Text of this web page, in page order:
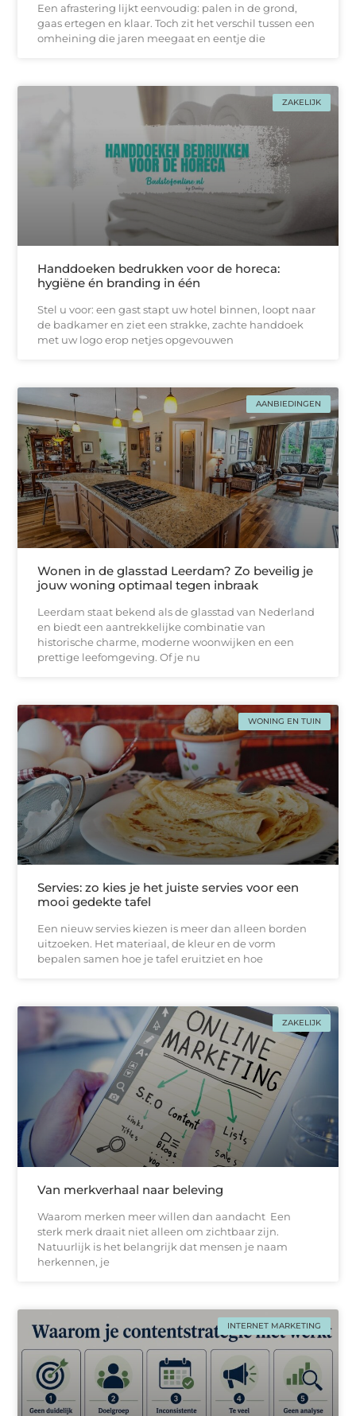
Een afrastering lijkt eenvoudig: palen in de grond,
gaas ertegen en klaar. Toch zit het verschil tussen een
omheining die jaren meegaat en eentje die
ZAKELIJK
Handdoeken bedrukken voor de horeca:
hygiëne én branding in één
Stel u voor: een gast stapt uw hotel binnen, loopt naar
de badkamer en ziet een strakke, zachtе handdoek
met uw logo erop netjes opgevouwen
AANBIEDINGEN
Wonen in de glasstad Leerdam? Zo beveilig je
jouw woning optimaal tegen inbraak
Leerdam staat bekend als de glasstad van Nederland
en biedt een aantrekkelijke combinatie van
historische charme, moderne woonwijken en een
prettige leefomgeving. Of je nu
WONING EN TUIN
Servies: zo kies je het juiste servies voor een
mooi gedekte tafel
Een nieuw servies kiezen is meer dan alleen borden
uitzoeken. Het materiaal, de kleur en de vorm
bepalen samen hoe je tafel eruitziet en hoe
ZAKELIJK
Van merkverhaal naar beleving
Waarom merken meer willen dan aandacht Een
sterk merk draait niet alleen om zichtbaar zijn.
Natuurlijk is het belangrijk dat mensen je naam
herkennen, je
INTERNET MARKETING